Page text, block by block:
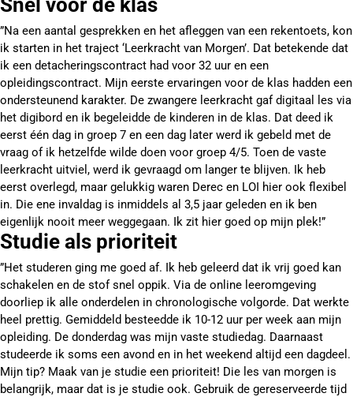
Snel voor de klas
”Na een aantal gesprekken en het afleggen van een rekentoets, kon
ik starten in het traject ‘Leerkracht van Morgen’. Dat betekende dat
ik een detacheringscontract had voor 32 uur en een
opleidingscontract. Mijn eerste ervaringen voor de klas hadden een
ondersteunend karakter. De zwangere leerkracht gaf digitaal les via
het digibord en ik begeleidde de kinderen in de klas. Dat deed ik
eerst één dag in groep 7 en een dag later werd ik gebeld met de
vraag of ik hetzelfde wilde doen voor groep 4/5. Toen de vaste
leerkracht uitviel, werd ik gevraagd om langer te blijven. Ik heb
eerst overlegd, maar gelukkig waren Derec en LOI hier ook flexibel
in. Die ene invaldag is inmiddels al 3,5 jaar geleden en ik ben
eigenlijk nooit meer weggegaan. Ik zit hier goed op mijn plek!”
Studie als prioriteit
”Het studeren ging me goed af. Ik heb geleerd dat ik vrij goed kan
schakelen en de stof snel oppik. Via de online leeromgeving
doorliep ik alle onderdelen in chronologische volgorde. Dat werkte
heel prettig. Gemiddeld besteedde ik 10-12 uur per week aan mijn
opleiding. De donderdag was mijn vaste studiedag. Daarnaast
studeerde ik soms een avond en in het weekend altijd een dagdeel.
Mijn tip? Maak van je studie een prioriteit! Die les van morgen is
belangrijk, maar dat is je studie ook. Gebruik de gereserveerde tijd